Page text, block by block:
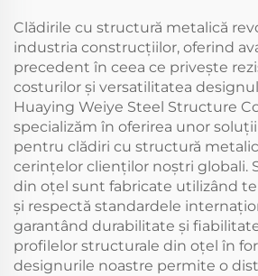
din Oțel
Clădirile cu structură metalică
industria construcțiilor, oferind
precedent în ceea ce privește
costurilor și versatilitatea
Huaying Weiye Steel Structure
specializăm în oferirea unor
pentru clădiri cu structură
cerințelor clienților noștri globali.
din oțel sunt fabricate utilizând
și respectă standardele
garantând durabilitate și
profilelor structurale din oțel în
designurile noastre permite o